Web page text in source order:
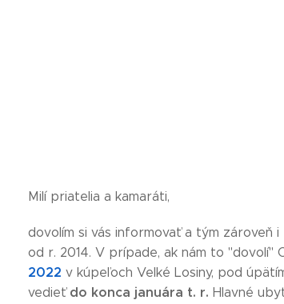
Milí priatelia a kamaráti,
dovolím si vás informovať a tým zároveň
od r. 2014. V prípade, ak nám to "dovolí"
2022 v kúpeľoch Velké Losiny, pod
vedieť do konca januára t. r. Hlavné